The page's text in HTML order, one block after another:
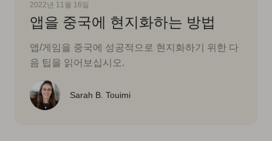
2022년 11월 16일
앱을 중국에 현지화하는 방법
앱/게임을 중국에 성공적으로 현지화하기 위한 다
음 팁을 읽어보십시오.
Sarah B. Touimi